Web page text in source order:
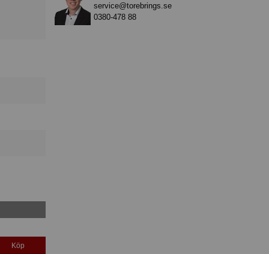
Köp
service@torebrings.se
0380-478 88